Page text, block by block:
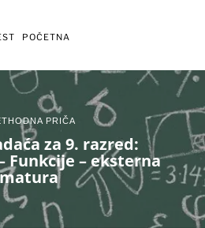
POČETNA
PRIČA
za 9. razred:
Funkcije – eksterna